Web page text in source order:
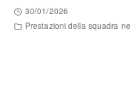
30/01/2026
Prestazioni della squadra